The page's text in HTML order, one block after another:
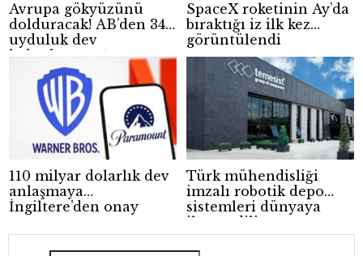
Avrupa gökyüzünü
dolduracak! AB’den 348
uyduluk dev
haberleşme ağı
SpaceX roketinin Ay’da
bıraktığı iz ilk kez
görüntülendi
110 milyar dolarlık dev
anlaşmaya
İngiltere’den onay
Türk mühendisliği
imzalı robotik depo
sistemleri dünyaya
ihraç ediliyor